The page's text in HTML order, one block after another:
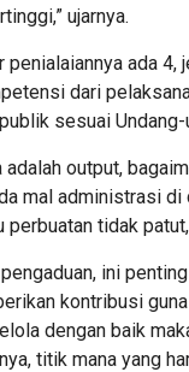
ujarnya.
penialaiannya ada
dari
sesuai
output,
mal administrasi
perbuatan tidak
ini
kontribusi
dengan baik
titik mana yang